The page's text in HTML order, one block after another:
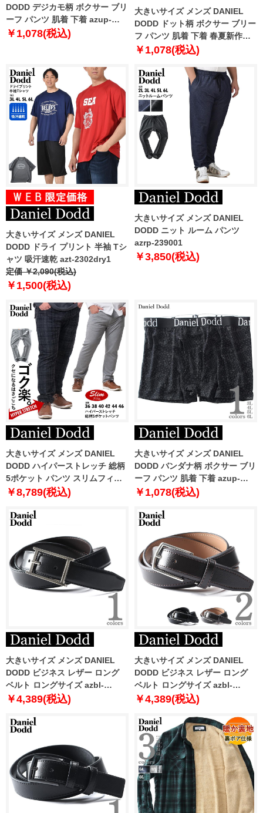
DODD デジカモ柄 ボクサー ブリ
ーフ パンツ 肌着 下着 azup-
239074c
￥1,078(税込)
大きいサイズ メンズ DANIEL
DODD ドット柄 ボクサー ブリー
フ パンツ 肌着 下着 春夏新作
azup-269061c
￥1,078(税込)
大きいサイズ メンズ DANIEL
DODD ドライ プリント 半袖 Tシ
ャツ 吸汗速乾 azt-2302dry1
定価 ￥2,090(税込)
￥1,500(税込)
大きいサイズ メンズ DANIEL
DODD ニット ルーム パンツ
azrp-239001
￥3,850(税込)
大きいサイズ メンズ DANIEL
DODD ハイパーストレッチ 総柄
5ポケット パンツ スリムフィッ
ト azd229013103s
￥8,789(税込)
大きいサイズ メンズ DANIEL
DODD バンダナ柄 ボクサー ブリ
ーフ パンツ 肌着 下着 azup-
239071c
￥1,078(税込)
大きいサイズ メンズ DANIEL
DODD ビジネス レザー ロング
ベルト ロングサイズ azbl-
229005
￥4,389(税込)
大きいサイズ メンズ DANIEL
DODD ビジネス レザー ロング
ベルト ロングサイズ azbl-
229006
￥4,389(税込)